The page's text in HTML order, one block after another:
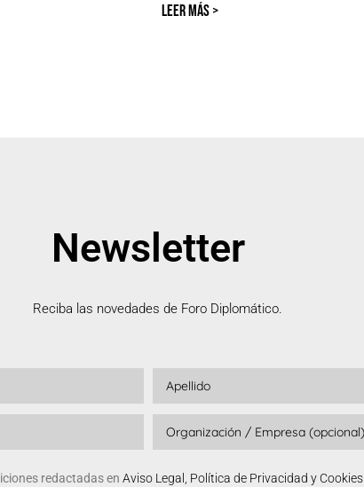
LEER MÁS >
Newsletter
Reciba las novedades de Foro Diplomático.
redactadas en Aviso Legal, Política de Privacidad y Cookies